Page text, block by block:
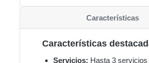
Características
Servicios: Hasta 3 servicios
Características